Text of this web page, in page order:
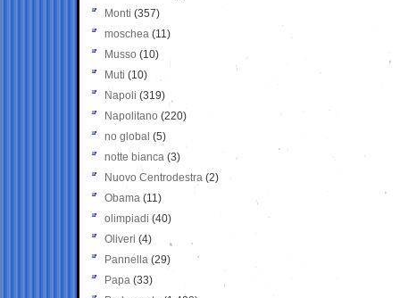
Monti (357)
moschea (11)
Musso (10)
Muti (10)
Napoli (319)
Napolitano (220)
no global (5)
notte bianca (3)
Nuovo Centrodestra (2)
Obama (11)
olimpiadi (40)
Oliveri (4)
Pannella (29)
Papa (33)